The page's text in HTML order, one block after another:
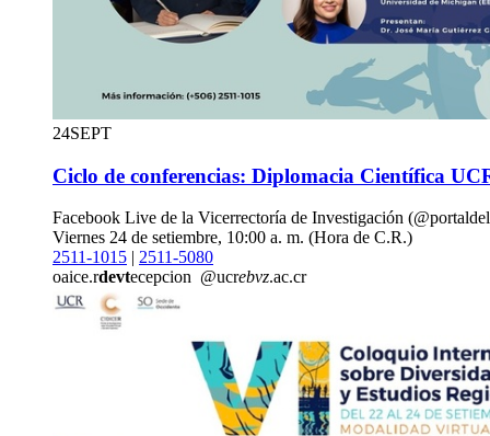
24SEPT
Ciclo de conferencias: Diplomacia Científica
Facebook Live de la Vicerrectoría de Investigación
Viernes 24 de setiembre, 10:00 a. m. (Hora de C.R.)
2511-1015
2511-5080
oaice.rdevtecepcion @ucrebvz.ac.cr